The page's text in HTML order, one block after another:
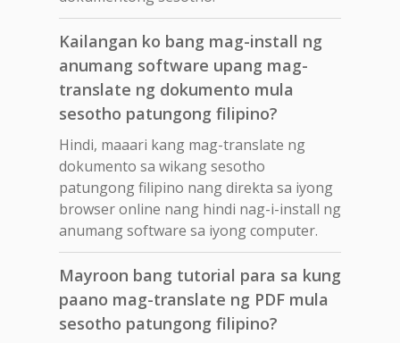
Kailangan ko bang mag-install ng
anumang software upang mag-
translate ng dokumento mula
sesotho patungong filipino?
Hindi, maaari kang mag-translate ng
dokumento sa wikang sesotho
patungong filipino nang direkta sa iyong
browser online nang hindi nag-i-install ng
anumang software sa iyong computer.
Mayroon bang tutorial para sa kung
paano mag-translate ng PDF mula
sesotho patungong filipino?